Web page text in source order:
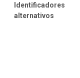
Identificadores
alternativos